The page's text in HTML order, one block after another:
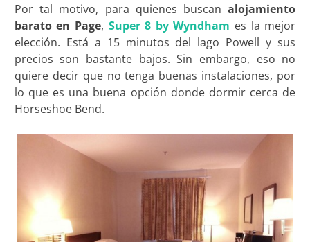
Por tal motivo, para quienes buscanalojamiento
barato en Page, Super 8 by Wyndham es la mejor
elección. Está a 15 minutos del lago Powell y sus
precios son bastante bajos. Sin embargo, eso no
quiere decir que no tenga buenas instalaciones, por
lo que es una buena opción donde dormir cerca de
Horseshoe Bend.